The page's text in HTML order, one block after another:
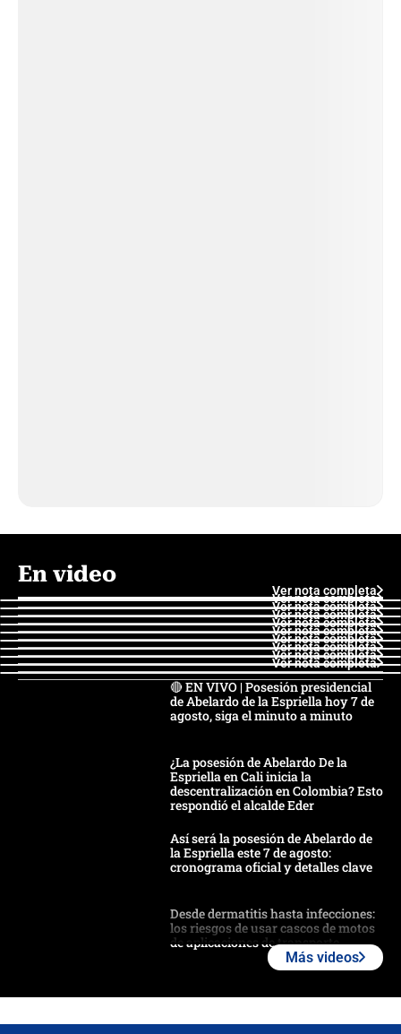
En video
Ver nota completa
Ver nota completa
Ver nota completa
Ver nota completa
Ver nota completa
Ver nota completa
Ver nota completa
Ver nota completa
Ver nota completa
Ver nota completa
🔴 EN VIVO | Posesión presidencial
de Abelardo de la Espriella hoy 7 de
agosto, siga el minuto a minuto
¿La posesión de Abelardo De la
Espriella en Cali inicia la
descentralización en Colombia? Esto
respondió el alcalde Eder
Así será la posesión de Abelardo de
la Espriella este 7 de agosto:
cronograma oficial y detalles clave
Desde dermatitis hasta infecciones:
los riesgos de usar cascos de motos
de aplicaciones de transporte
Más videos